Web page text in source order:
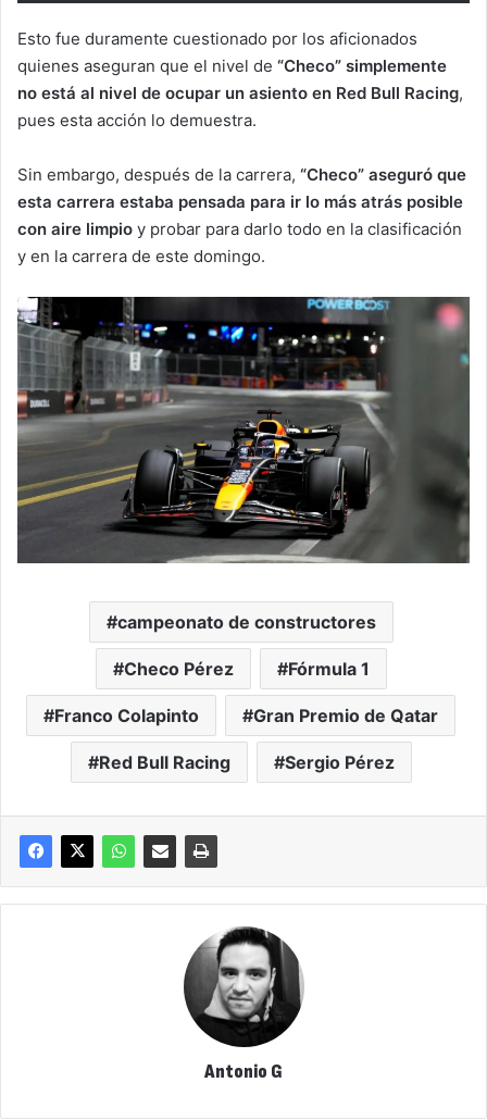
Esto fue duramente cuestionado por los aficionados
quienes aseguran que el nivel de “Checo” simplemente
no está al nivel de ocupar un asiento en Red Bull Racing,
pues esta acción lo demuestra.
Sin embargo, después de la carrera, “Checo” aseguró que
esta carrera estaba pensada para ir lo más atrás posible
con aire limpio y probar para darlo todo en la clasificación
y en la carrera de este domingo.
campeonato de constructores
Checo Pérez Fórmula 1
Franco Colapinto Gran Premio de Qatar
Red Bull Racing Sergio Pérez
Antonio G